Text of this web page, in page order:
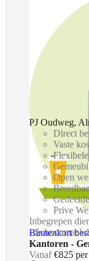
Binnenkort
PJ Oudweg,
Direct
Vaste
Open
Prive
Inbegrepen
-
Kantoren -
Vanaf €825